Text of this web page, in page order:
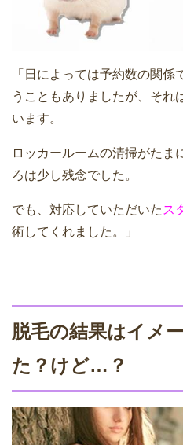
「日によっては予約数の関係
うこともありましたが、それ
います。
ロッカールームの清掃がたま
ろは少し残念でした。
でも、対応していただいた ス
術してくれました。」
脱毛の結果はイメ
た？けど…？